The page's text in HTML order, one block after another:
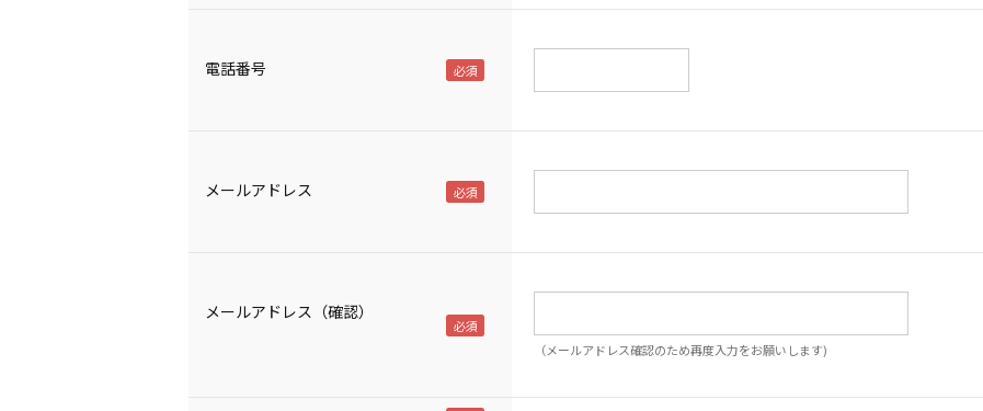
電話番号
メールアドレス
メールアドレス（確認）
（メールアドレス確認のため再度入力をお願いします)